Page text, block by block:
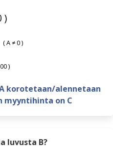
)
(A ≠0)
)
korotetaan/alennetaan
myyntihinta on C
luvusta B?